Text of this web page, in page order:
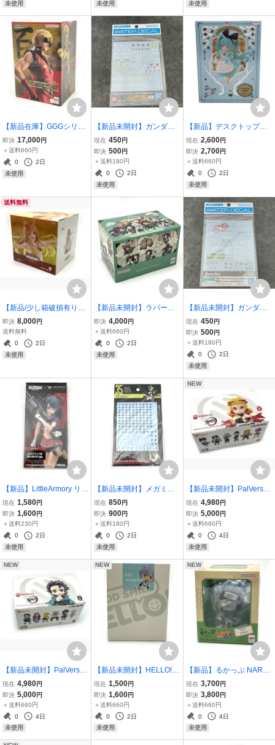
未使用
未使用
未使用
【新品在庫】GGGシリー
ズ 機動戦士Zガンダム ク
ワトロ・バジーナ【限定
復刻版】 シャア・アズナ
ブル メガハウス 正規品 フ
即決 17,000円
＋送料660円
0
2日
未使用
【新品未開封】ガンダム
デカールNo.28 HGUC 1/1
44 ジオン軍MS用1 ガンプ
ラ GUNDAM バンダイ BA
NDAI
現在 450円
即決 500円
＋送料180円
0
2日
未使用
【新品】デスクトップフ
ェアリー 初音ミク 不思議
の国ver. フィギュア TENI
TOL フリュー FURYU 2
現在 2,600円
即決 2,700円
＋送料660円
0
2日
未使用
送料無料
【新品/少し箱破損有り】
POP UP PARADE ホロ 豊
作ビジュアルVer. L size
フィギュア グッドスマイ
ルカンパニー 正規品 フィ
即決 8,000円
送料無料
0
2日
未使用
【新品未開封】ラバーマ
スコット バディコレ 鬼滅
の刃 Vol.4 【BOX】【再
販品】 メガハウス
即決 4,000円
＋送料660円
0
2日
未使用
【新品未開封】ガンダム
デカールNo.140 機動戦士
Gundam GQuuuuuuX汎
用2 ガンプラ GUNDAM
ジークアクス バンダイ B
ANDAI
現在 450円
即決 500円
＋送料180円
0
2日
未使用
【新品】LittleArmory リト
ルアーモリー メガミデバ
イス用銃の持ち手（ホワ
イト） LA-OP21 トミーテ
ック ミニチュア プラモデ
ル
現在 1,580円
即決 1,600円
＋送料230円
0
2日
未使用
【新品未開封】メガミデ
バイス M.S.G ユグドラシ
ス ガルム・リッパー アイ
デカールセット MEGAMI
DEVICE コトブキヤ 寿屋
現在 850円
即決 900円
＋送料180円
0
2日
未使用
NEW
【新品未開封】PalVerse
鬼滅の刃 Vol.2 【BOX】 6
種セット 煉獄・アカザ・
カナヲ・胡蝶・宇随・玄
弥 パルバース フィギュア
コレクション
現在 4,980円
即決 5,000円
＋送料660円
0
4日
未使用
NEW
【新品未開封】PalVerse
鬼滅の刃 Vol.1 【BOX】 6
種セット 炭治郎・禰豆
子・善逸・伊之助・義
勇・累 パルバース フィギ
ュア コレクション
現在 4,980円
即決 5,000円
＋送料660円
0
4日
未使用
NEW
【新品未開封】HELLO! G
OOD SMILE 綾波レイ フ
ィギュア ヱヴァンゲリヲ
ン新劇場版 EVANGELION
グッドスマイルカンパニ
ー
現在 1,500円
即決 1,600円
＋送料660円
0
2日
未使用
NEW
【新品】るかっぷ NARUT
O-ナルト- 疾風伝 はたけ
カカシ【再販】 メガハウ
ス フィギュア ②
現在 3,700円
即決 3,800円
＋送料660円
0
4日
未使用